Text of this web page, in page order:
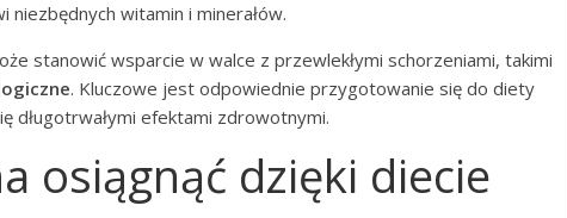
witamin i minerałów.
stanowić wsparcie w walce z przewlekłymi schorzeniami, takimi
. Kluczowe jest odpowiednie przygotowanie się do diety
długotrwałymi efektami zdrowotnymi.
osiągnąć dzięki diecie